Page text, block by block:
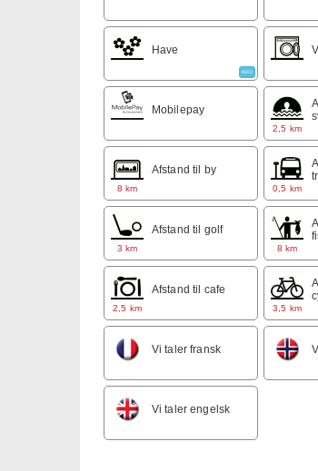
Have
INFO
Mobilepay
2,5 km
8 km
Afstand til by
0,5 km
3 km
Afstand til golf
8 km
2,5 km
Afstand til cafe
3,5 km
Vi taler fransk
Vi taler engelsk